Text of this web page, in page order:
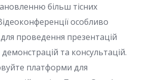
більш тісних
особливо
проведення презентацій
та консультацій.
платформи для